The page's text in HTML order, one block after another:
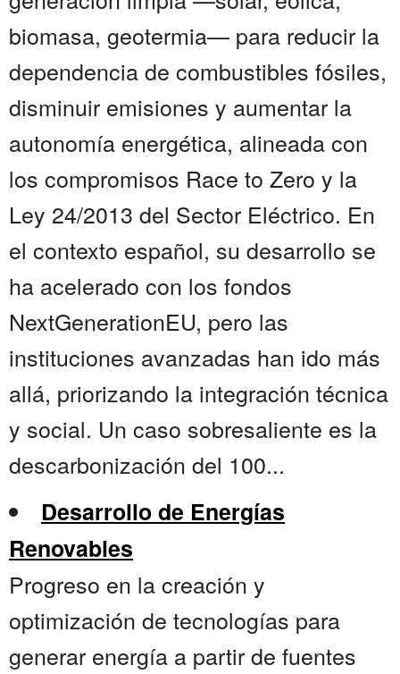
biomasa, geotermia— para reducir la
dependencia de combustibles fósiles,
disminuir emisiones y aumentar la
autonomía energética, alineada con
los compromisos Race to Zero y la
Ley 24/2013 del Sector Eléctrico. En
el contexto español, su desarrollo se
ha acelerado con los fondos
NextGenerationEU, pero las
instituciones avanzadas han ido más
allá, priorizando la integración técnica
y social. Un caso sobresaliente es la
descarbonización del 100...
Desarrollo de Energías
Renovables
Progreso en la creación y
optimización de tecnologías para
generar energía a partir de fuentes